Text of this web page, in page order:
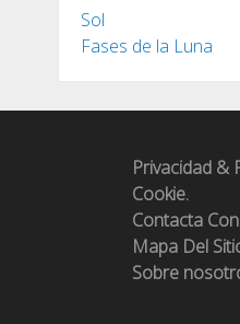
Sol
Fases de la Luna
Privacidad &
Cookie.
Contacta
Mapa Del
Sobre